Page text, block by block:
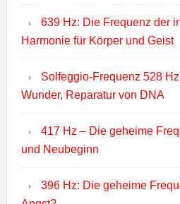
639 Hz: Die Frequenz der
Harmonie für Körper und Geist
Solfeggio-Frequenz 528
Wunder, Reparatur von DNA
417 Hz – Die geheime
und Neubeginn
396 Hz: Die geheime